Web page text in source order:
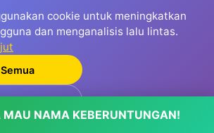
untuk Hasil Optimal
MAU NAMA KEBERUNTUNGAN!
cookie untuk meningkatkan
dan menganalisis lalu lintas.